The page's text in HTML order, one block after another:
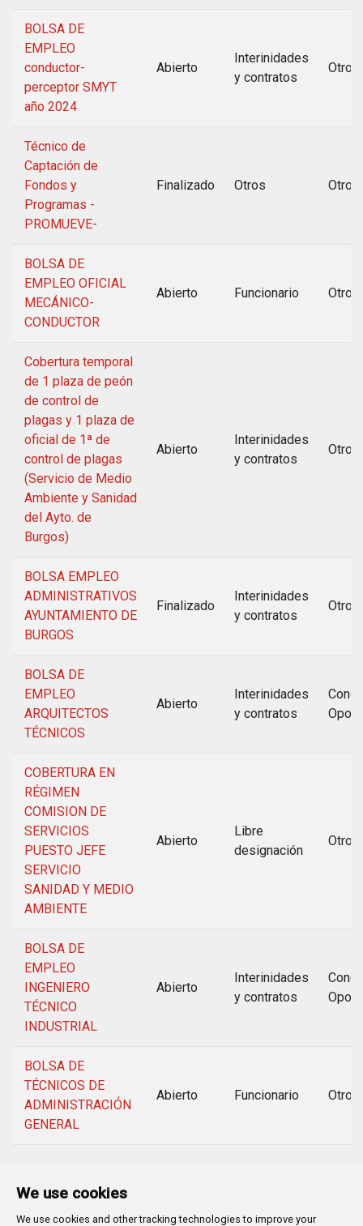
We use cookies
We use cookies and other tracking technologies to improve your
BOLSA DE
EMPLEO
conductor-
perceptor SMYT
año 2024
Abierto
Interinidades
y contratos
Otros
Técnico de
Captación de
Fondos y
Programas -
PROMUEVE-
Finalizado Otros Otros
BOLSA DE
EMPLEO OFICIAL
MECÁNICO-
CONDUCTOR
Abierto Funcionario Otros
Cobertura temporal
de 1 plaza de peón
de control de
plagas y 1 plaza de
oficial de 1ª de
control de plagas
(Servicio de Medio
Ambiente y Sanidad
del Ayto. de
Burgos)
Abierto
Interinidades
y contratos
Otros
BOLSA EMPLEO
ADMINISTRATIVOS
AYUNTAMIENTO DE
BURGOS
Finalizado
Interinidades
y contratos
Otros
BOLSA DE
EMPLEO
ARQUITECTOS
TÉCNICOS
Abierto
Interinidades
y contratos
COBERTURA EN
RÉGIMEN
COMISION DE
SERVICIOS
PUESTO JEFE
SERVICIO
SANIDAD Y MEDIO
AMBIENTE
Abierto
Libre
designación
Otros
BOLSA DE
EMPLEO
INGENIERO
TÉCNICO
INDUSTRIAL
Abierto
Interinidades
y contratos
BOLSA DE
TÉCNICOS DE
ADMINISTRACIÓN
GENERAL
Abierto Funcionario Otros